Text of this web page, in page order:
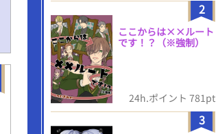
2
ここからは××ルート
です！？（※強制）
24h.ポイント 781pt
3